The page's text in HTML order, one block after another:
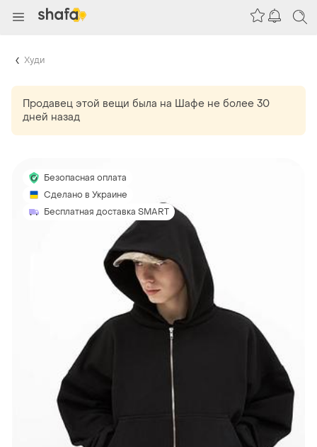
Худи
Продавец этой вещи была на Шафе не более 30
дней назад
Безопасная оплата
Сделано в Украине
Бесплатная доставка SMART